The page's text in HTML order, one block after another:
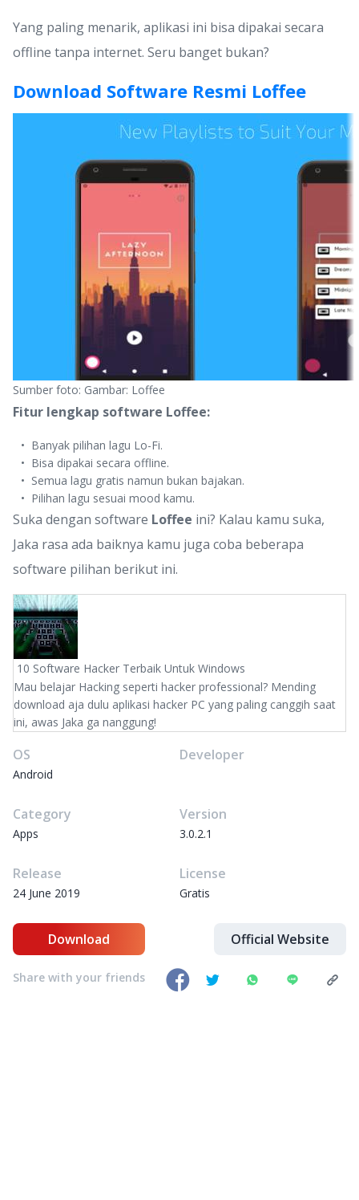
Yang paling menarik, aplikasi ini bisa dipakai secara
offline tanpa internet. Seru banget bukan?
Download Software Resmi Loffee
Sumber foto: Gambar: Loffee
Fitur lengkap software Loffee:
Banyak pilihan lagu Lo-Fi.
Bisa dipakai secara offline.
Semua lagu gratis namun bukan bajakan.
Pilihan lagu sesuai mood kamu.
Suka dengan software Loffee ini? Kalau kamu suka,
Jaka rasa ada baiknya kamu juga coba beberapa
software pilihan berikut ini.
10 Software Hacker Terbaik Untuk Windows
Mau belajar Hacking seperti hacker professional? Mending
download aja dulu aplikasi hacker PC yang paling canggih saat
ini, awas Jaka ga nanggung!
OS
Android
Developer
Category
Apps
Version
3.0.2.1
Release
24 June 2019
License
Gratis
Download Official Website
Share with your friends